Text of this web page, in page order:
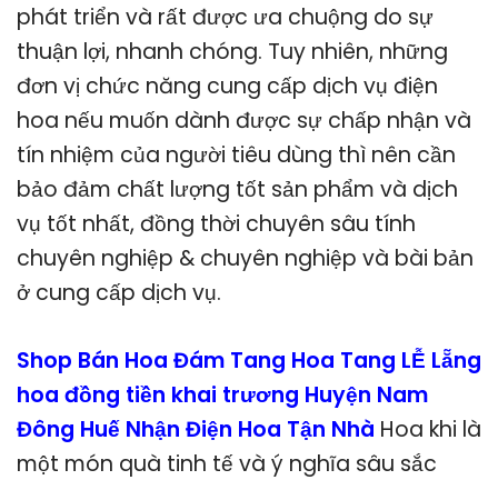
phát triển và rất được ưa chuộng do sự
thuận lợi, nhanh chóng. Tuy nhiên, những
đơn vị chức năng cung cấp dịch vụ điện
hoa nếu muốn dành được sự chấp nhận và
tín nhiệm của người tiêu dùng thì nên cần
bảo đảm chất lượng tốt sản phẩm và dịch
vụ tốt nhất, đồng thời chuyên sâu tính
chuyên nghiệp & chuyên nghiệp và bài bản
ở cung cấp dịch vụ.
Shop Bán Hoa Đám Tang Hoa Tang LỄ Lẵng
hoa đồng tiền khai trương Huyện Nam
Đông Huế Nhận Điện Hoa Tận Nhà Hoa khi là
một món quà tinh tế và ý nghĩa sâu sắc